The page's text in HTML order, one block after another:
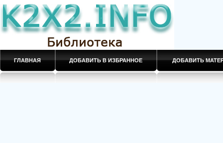
ГЛАВНАЯ ДОБАВИТЬ В ИЗБРАННОЕ ДОБАВИТЬ